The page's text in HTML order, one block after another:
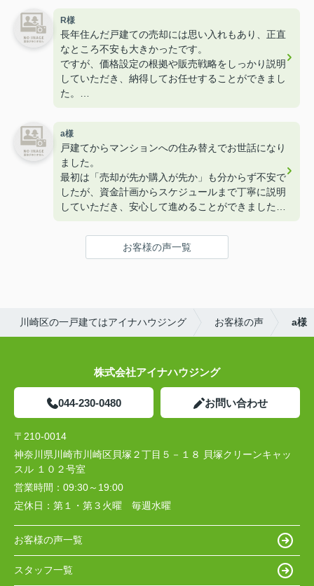
全体を通してストレスなく進められたことに感謝し
ています。
R様
長年住んだ戸建ての売却には思い入れもあり、正直
なところ不安も大きかったです。
ですが、価格設定の根拠や販売戦略をしっかり説明
していただき、納得してお任せすることができまし
た。
います。
最後まで丁寧に対応していただき、感謝していま
す。
a様
戸建てからマンションへの住み替えでお世話になり
ました。
最初は「売却が先か購入が先か」も分からず不安で
したが、資金計画からスケジュールまで丁寧に説明
していただき、安心して進めることができました。
についても希望エリアで理想に近い物件を見つける
ことができました。お客様の声一覧
川崎区の一戸建てはアイナハウジング お客様の声 a様
株式会社アイナハウジング
044-230-0480 お問い合わせ
〒210-0014
神奈川県川崎市川崎区貝塚２丁目５－１８ 貝塚クリーンキャッ
スル １０２号室
営業時間： 09:30～19:00
定休日： 第１・第３火曜 毎週水曜
お客様の声一覧
スタッフ一覧